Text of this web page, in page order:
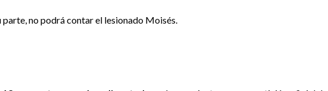
parte, no podrácontarel lesionado Moisés.